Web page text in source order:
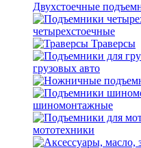
Двухстоечные
четырехстоечные
Траверсы
грузовых авто
шиномонтажные
мототехники